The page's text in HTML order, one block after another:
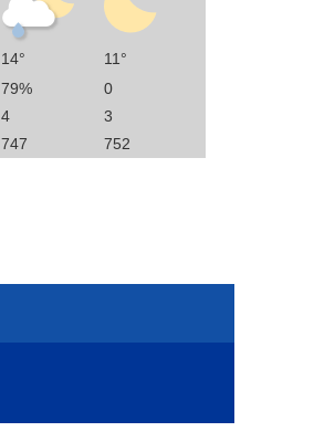
14°
11°
79%
0
4
3
747
752